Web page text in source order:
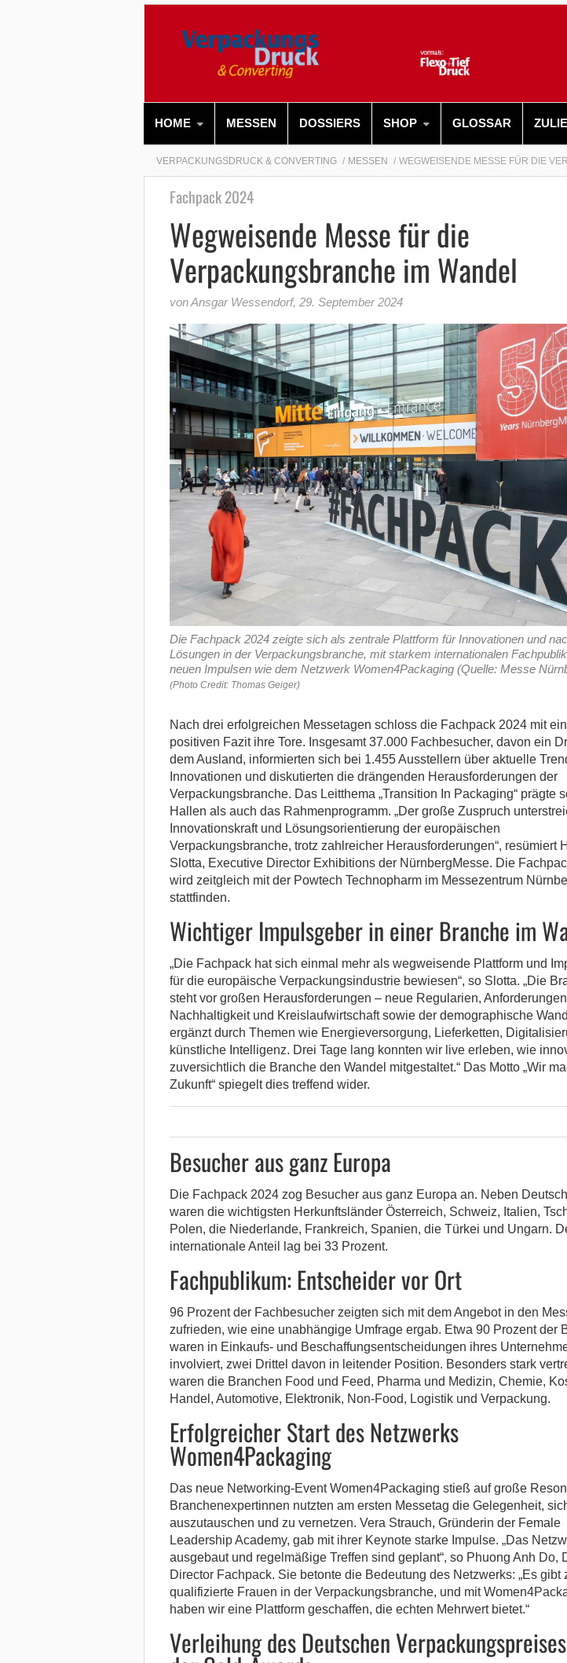
HOME MESSEN DOSSIERS SHOP GLOSSAR
VERPACKUNGSDRUCK & CONVERTING MESSEN WEGWEISENDE MESSE FÜR DIE
Fachpack 2024
Wegweisende Messe für die
Verpackungsbranche im Wandel
von Ansgar Wessendorf, 29. September 2024
Die Fachpack 2024 zeigte sich als zentrale Plattform für Innovationen und
Lösungen in der Verpackungsbranche, mit starkem internationalen
neuen Impulsen wie dem Netzwerk Women4Packaging (Quelle: Messe
(Photo Credit: Thomas Geiger)
Nach drei erfolgreichen Messetagen schloss die Fachpack 2024 mit
positiven Fazit ihre Tore. Insgesamt 37.000 Fachbesucher, davon ein
dem Ausland, informierten sich bei 1.455 Ausstellern über aktuelle
Innovationen und diskutierten die drängenden Herausforderungen der
Verpackungsbranche. Das Leitthema „Transition In Packaging“ prägte
Hallen als auch das Rahmenprogramm. „Der große Zuspruch
Innovationskraft und Lösungsorientierung der europäischen
Verpackungsbranche, trotz zahlreicher Herausforderungen“, resümiert
Slotta, Executive Director Exhibitions der NürnbergMesse. Die
wird zeitgleich mit der Powtech Technopharm im Messezentrum
stattfinden.
Wichtiger Impulsgeber in einer Branche im
„Die Fachpack hat sich einmal mehr als wegweisende Plattform und
für die europäische Verpackungsindustrie bewiesen“, so Slotta. „Die
steht vor großen Herausforderungen – neue Regularien,
Nachhaltigkeit und Kreislaufwirtschaft sowie der demographische
ergänzt durch Themen wie Energieversorgung, Lieferketten,
künstliche Intelligenz. Drei Tage lang konnten wir live erleben, wie
zuversichtlich die Branche den Wandel mitgestaltet.“ Das Motto „Wir
Zukunft“ spiegelt dies treffend wider.
Besucher aus ganz Europa
Die Fachpack 2024 zog Besucher aus ganz Europa an. Neben
waren die wichtigsten Herkunftsländer Österreich, Schweiz, Italien,
Polen, die Niederlande, Frankreich, Spanien, die Türkei und Ungarn.
internationale Anteil lag bei 33 Prozent.
Fachpublikum: Entscheider vor Ort
96 Prozent der Fachbesucher zeigten sich mit dem Angebot in den
zufrieden, wie eine unabhängige Umfrage ergab. Etwa 90 Prozent der
waren in Einkaufs- und Beschaffungsentscheidungen ihres
involviert, zwei Drittel davon in leitender Position. Besonders stark
waren die Branchen Food und Feed, Pharma und Medizin, Chemie,
Handel, Automotive, Elektronik, Non-Food, Logistik und Verpackung.
Erfolgreicher Start des Netzwerks
Women4Packaging
Das neue Networking-Event Women4Packaging stieß auf große
Branchenexpertinnen nutzten am ersten Messetag die Gelegenheit,
auszutauschen und zu vernetzen. Vera Strauch, Gründerin der Female
Leadership Academy, gab mit ihrer Keynote starke Impulse. „Das
ausgebaut und regelmäßige Treffen sind geplant“, so Phuong Anh Do,
Director Fachpack. Sie betonte die Bedeutung des Netzwerks: „Es gibt
qualifizierte Frauen in der Verpackungsbranche, und mit
haben wir eine Plattform geschaffen, die echten Mehrwert bietet.“
Verleihung des Deutschen